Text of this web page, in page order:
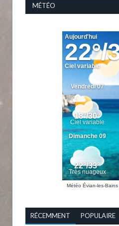
MÉTÉO
Météo Évian-les-Bains
RÉCEMMENT POPULAIRE